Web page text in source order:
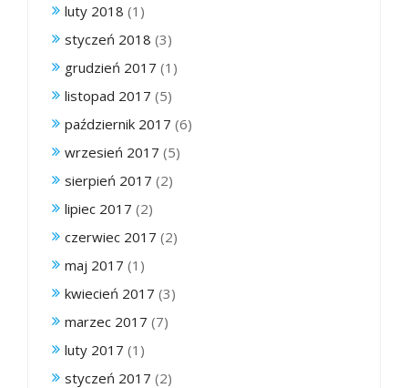
luty 2018 (1)
styczeń 2018 (3)
grudzień 2017 (1)
listopad 2017 (5)
październik 2017 (6)
wrzesień 2017 (5)
sierpień 2017 (2)
lipiec 2017 (2)
czerwiec 2017 (2)
maj 2017 (1)
kwiecień 2017 (3)
marzec 2017 (7)
luty 2017 (1)
styczeń 2017 (2)